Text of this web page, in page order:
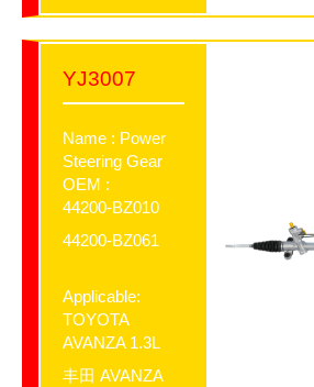
YJ3007
Name : Power
Steering Gear
OEM :
44200-BZ010
44200-BZ061
Applicable:
TOYOTA
AVANZA 1.3L
丰田 AVANZA